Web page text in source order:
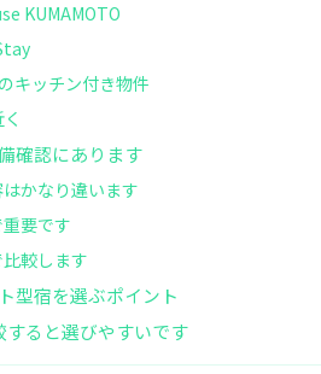
KUMAMOTO
キッチン付き物件
確認にあります
かなり違います
要です
較します
型宿を選ぶポイント
ると選びやすいです